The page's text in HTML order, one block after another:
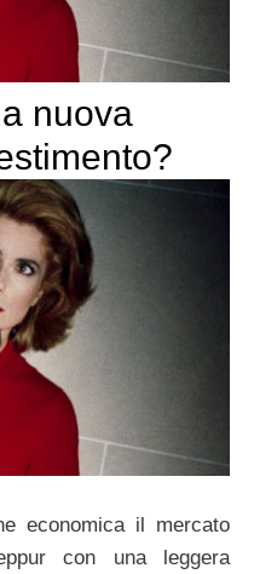
nuova
economica il mercato
con una leggera